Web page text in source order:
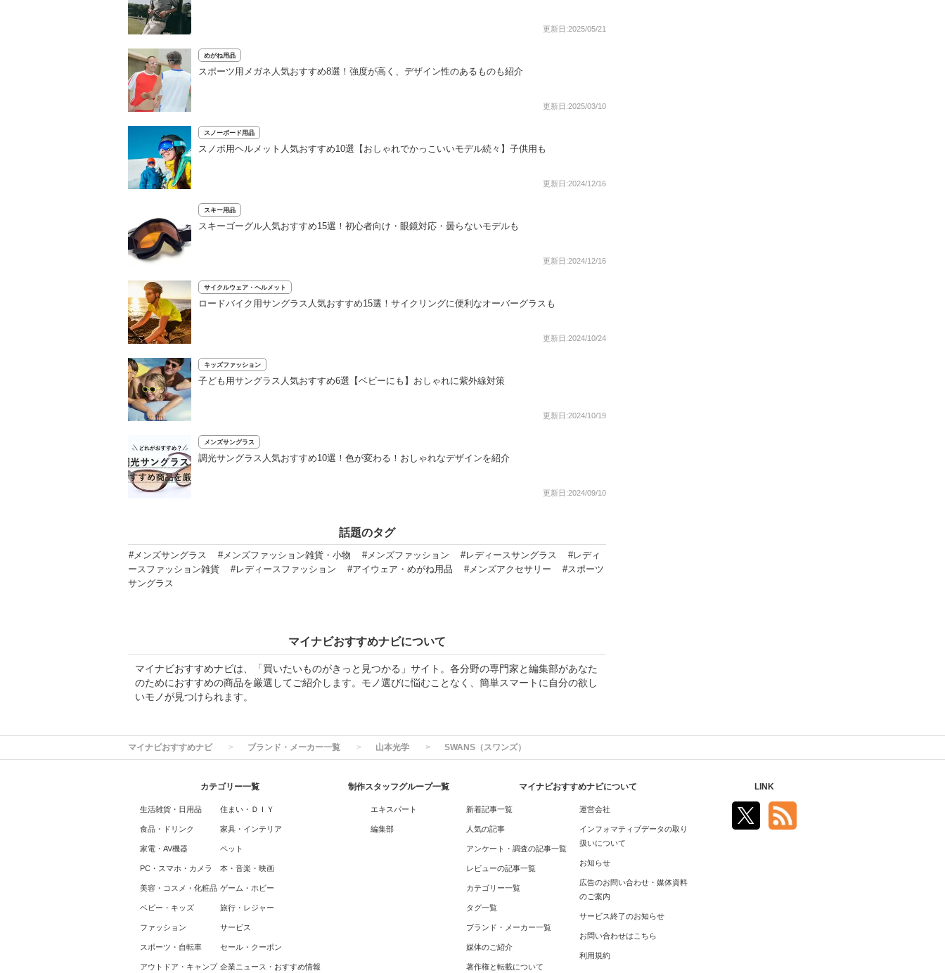
更新日:2025/05/21
めがね用品
スポーツ用メガネ人気おすすめ8選！強度が高く、デザイン性のあるものも紹介
更新日:2025/03/10
スノーボード用品
スノボ用ヘルメット人気おすすめ10選【おしゃれでかっこいいモデル続々】子供用も
更新日:2024/12/16
スキー用品
スキーゴーグル人気おすすめ15選！初心者向け・眼鏡対応・曇らないモデルも
更新日:2024/12/16
サイクルウェア・ヘルメット
ロードバイク用サングラス人気おすすめ15選！サイクリングに便利なオーバーグラスも
更新日:2024/10/24
キッズファッション
子ども用サングラス人気おすすめ6選【ベビーにも】おしゃれに紫外線対策
更新日:2024/10/19
メンズサングラス
調光サングラス人気おすすめ10選！色が変わる！おしゃれなデザインを紹介
更新日:2024/09/10
話題のタグ
#メンズサングラス #メンズファッション雑貨・小物 #メンズファッション #レディースサングラス
#レディ
ースファッション雑貨
#レディースファッション #アイウェア・めがね用品 #メンズアクセサリー
#スポーツ
サングラス
マイナビおすすめナビについて
マイナビおすすめナビは、「買いたいものがきっと見つかる」サイト。各分野の専門家と編集部があなた
のためにおすすめの商品を厳選してご紹介します。モノ選びに悩むことなく、簡単スマートに自分の欲し
いモノが見つけられます。
マイナビおすすめナビ ブランド・メーカー一覧 山本光学 SWANS（スワンズ）
カテゴリー一覧
生活雑貨・日用品
食品・ドリンク
家電・AV機器
PC・スマホ・カメラ
美容・コスメ・化粧品
ベビー・キッズ
ファッション
スポーツ・自転車
アウトドア・キャンプ
住まい・ＤＩＹ
家具・インテリア
ペット
本・音楽・映画
ゲーム・ホビー
旅行・レジャー
サービス
セール・クーポン
企業ニュース・おすすめ情報
制作スタッフグループ一覧
エキスパート
編集部
マイナビおすすめナビについて
新着記事一覧
人気の記事
アンケート・調査の記事一覧
レビューの記事一覧
カテゴリー一覧
タグ一覧
ブランド・メーカー一覧
媒体のご紹介
著作権と転載について
運営会社
インフォマティブデータの取り
扱いについて
お知らせ
広告のお問い合わせ・媒体資料
のご案内
サービス終了のお知らせ
お問い合わせはこちら
利用規約
LINK